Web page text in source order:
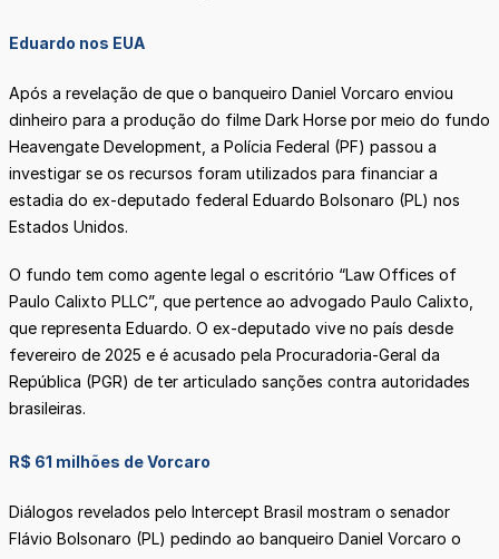
Eduardo nos EUA
Após a revelação de que o banqueiro Daniel Vorcaro enviou
dinheiro para a produção do filme Dark Horse por meio do fundo
Heavengate Development, a Polícia Federal (PF) passou a
investigar se os recursos foram utilizados para financiar a
estadia do ex-deputado federal Eduardo Bolsonaro (PL) nos
Estados Unidos.
O fundo tem como agente legal o escritório “Law Offices of
Paulo Calixto PLLC”, que pertence ao advogado Paulo Calixto,
que representa Eduardo. O ex-deputado vive no país desde
fevereiro de 2025 e é acusado pela Procuradoria-Geral da
República (PGR) de ter articulado sanções contra autoridades
brasileiras.
R$ 61 milhões de Vorcaro
Diálogos revelados pelo Intercept Brasil mostram o senador
Flávio Bolsonaro (PL) pedindo ao banqueiro Daniel Vorcaro o